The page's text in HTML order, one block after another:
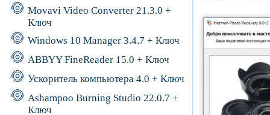
Movavi Video Converter 21.3.0 +
Ключ
Windows 10 Manager 3.4.7 + Ключ
ABBYY FineReader 15.0 + Ключ
Ускоритель компьютера 4.0 + Ключ
Ashampoo Burning Studio 22.0.7 +
Ключ